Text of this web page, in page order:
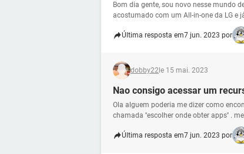
Bom dia gente, sou novo nesse mundo
acostumado com um All-in-one da LG e
Última resposta em7 jun. 2023 por
dobby22 le 15 mai. 2023
Nao consigo acessar um
Ola alguem poderia me dizer como
chamada ''escolher onde obter apps'' .
Última resposta em7 jun. 2023 por